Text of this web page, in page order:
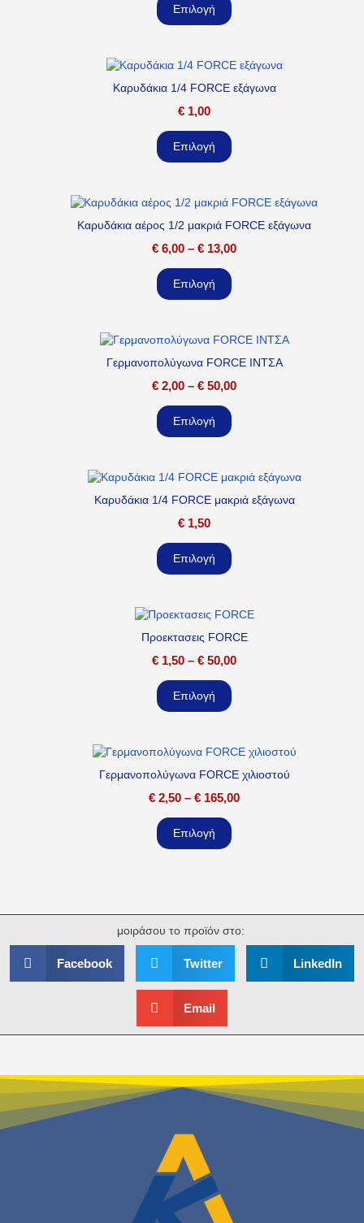
Επιλογή
Καρυδάκια 1/4 FORCE εξάγωνα
€ 1,00
Επιλογή
Καρυδάκια αέρος 1/2 μακριά FORCE εξάγωνα
€ 6,00 – € 13,00
Επιλογή
Γερμανοπολύγωνα FORCE ΙΝΤΣΑ
€ 2,00 – € 50,00
Επιλογή
Καρυδάκια 1/4 FORCE μακριά εξάγωνα
€ 1,50
Επιλογή
Προεκτασεις FORCE
€ 1,50 – € 50,00
Επιλογή
Γερμανοπολύγωνα FORCE χιλιοστού
€ 2,50 – € 165,00
Επιλογή
μοιράσου το προϊόν στο:
Facebook Twitter LinkedIn
Email